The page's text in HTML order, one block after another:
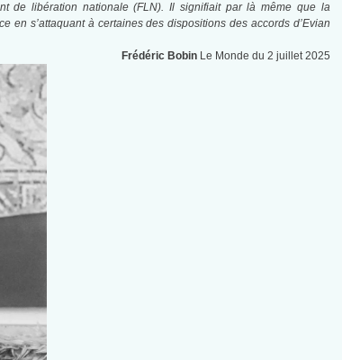
de libération nationale (FLN). Il signifiait par là même que la
en s’attaquant à certaines des dispositions des accords d’Evian
Frédéric BobinLe Monde du 2 juillet 2025